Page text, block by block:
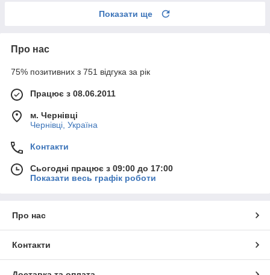
Показати ще
Про нас
75% позитивних з 751 відгука за рік
Працює з 08.06.2011
м. Чернівці
Чернівці, Україна
Контакти
Сьогодні працює з 09:00 до 17:00
Показати весь графік роботи
Про нас
Контакти